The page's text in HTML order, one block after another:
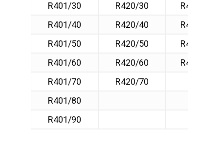
R401/30 R420/30
R4000/40
R401/40
R420/40
R4000/50
R401/50
R420/50
R4000/60
R401/60
R420/60
R4000/70
R401/70
R420/70
R401/80
R401/90